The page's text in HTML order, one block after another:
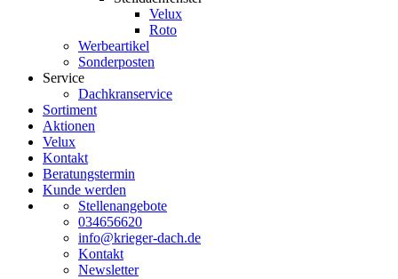
Velux
Roto
Werbeartikel
Sonderposten
Service
Dachkranservice
Sortiment
Aktionen
Velux
Kontakt
Beratungstermin
Kunde werden
Stellenangebote
034656620
info@krieger-dach.de
Kontakt
Newsletter